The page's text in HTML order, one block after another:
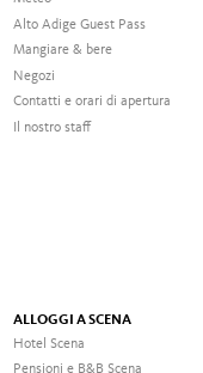
Alto Adige Guest Pass
Mangiare & bere
Negozi
Contatti e orari di apertura
Il nostro staff
ALLOGGI A SCENA
Hotel Scena
Pensioni e B&B Scena